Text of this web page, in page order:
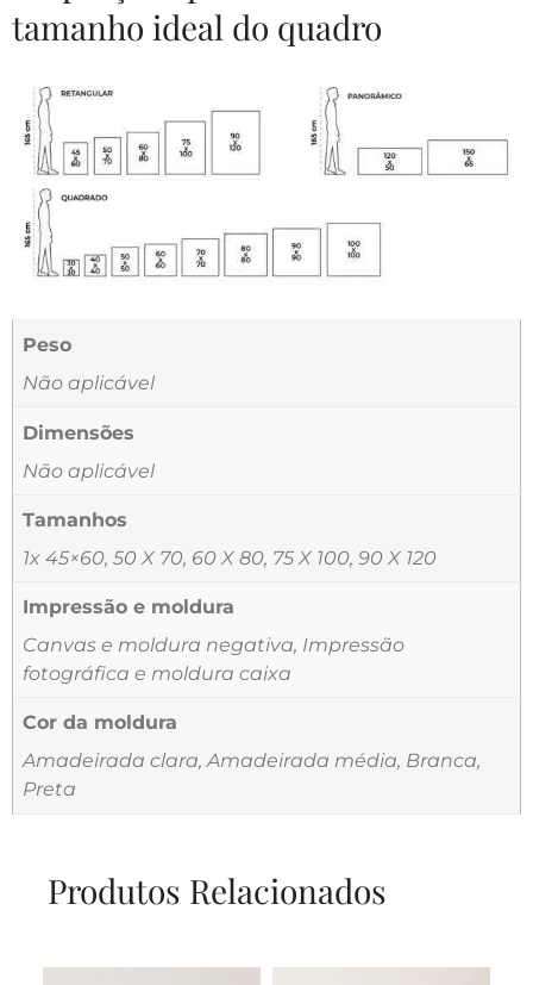
tamanho ideal do quadro
Peso
Não aplicável
Dimensões
Não aplicável
Tamanhos
1x 45×60, 50 X 70, 60 X 80, 75 X 100, 90 X 120
Impressão e moldura
Canvas e moldura negativa, Impressão
fotográfica e moldura caixa
Cor da moldura
Amadeirada clara, Amadeirada média, Branca,
Preta
Produtos Relacionados